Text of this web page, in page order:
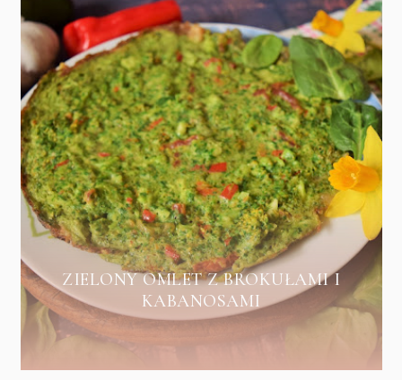
ZIELONY OMLET Z BROKUŁAMI I
KABANOSAMI